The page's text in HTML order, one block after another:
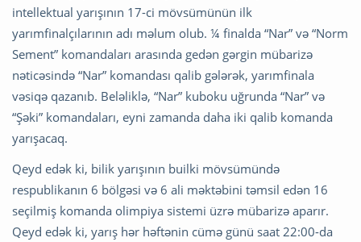
intellektual yarışının 17-ci mövsümünün ilk
yarımfinalçılarının adı məlum olub. ¼ finalda “Nar” və “Norm
Sement” komandaları arasında gedən gərgin mübarizə
nəticəsində “Nar” komandası qalib gələrək, yarımfinala
vəsiqə qazanıb. Beləliklə, “Nar” kuboku uğrunda “Nar” və
“Şəki” komandaları, eyni zamanda daha iki qalib komanda
yarışacaq.
Qeyd edək ki, bilik yarışının builki mövsümündə
respublikanın 6 bölgəsi və 6 ali məktəbini təmsil edən 16
seçilmiş komanda olimpiya sistemi üzrə mübarizə aparır.
Qeyd edək ki, yarış hər həftənin cümə günü saat 22:00-da